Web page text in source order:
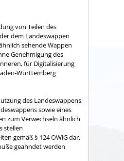
von Teilen des
dem Landeswappen
sehende Wappen
Genehmigung des
für Digitalisierung
Württemberg
des Landeswappens,
sowie eines
zum Verwechseln ähnlich
stellen
gemäß § 124 OWiG dar,
geahndet werden